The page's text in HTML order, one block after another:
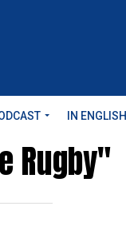
IN ENGLISH
Rugby"